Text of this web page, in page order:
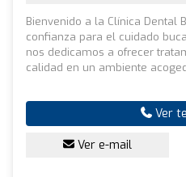
Bienvenido a la Clínica Dental
confianza para el cuidado
nos dedicamos a ofrecer
calidad en un ambiente
Ver
Ver e-mail